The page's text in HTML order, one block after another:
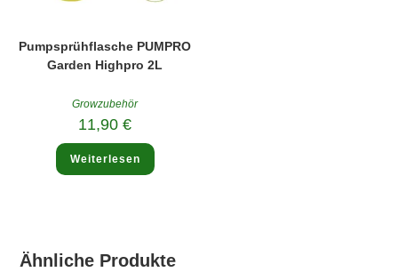
Pumpsprühflasche PUMPRO
Garden Highpro 2L
Growzubehör
11,90€
Weiterlesen
Ähnliche Produkte